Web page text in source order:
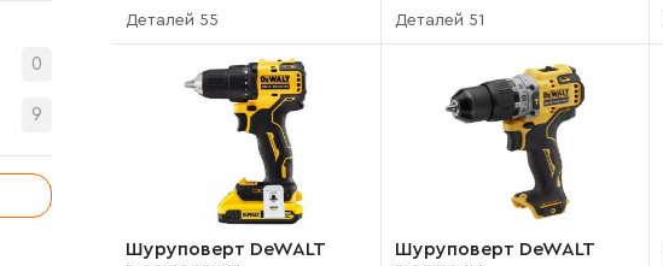
0
9
Деталей 55 Деталей 51
Шуруповерт DeWALT
Шуруповерт DeWALT